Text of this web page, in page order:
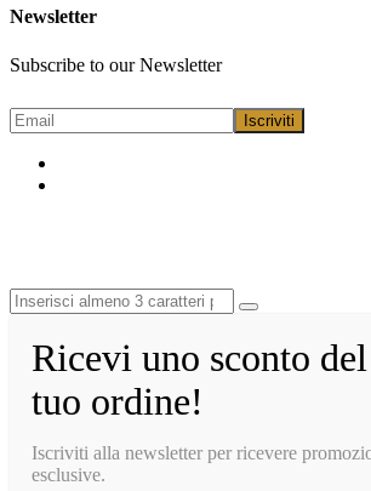
Newsletter
Subscribe to our Newsletter
Ricevi uno sconto
tuo ordine!
Iscriviti alla newsletter per ricevere
esclusive.